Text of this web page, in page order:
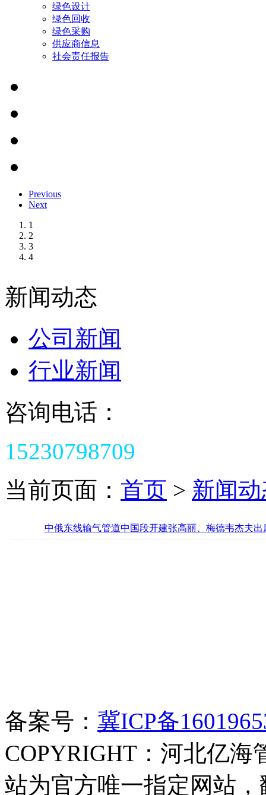
绿色设计
绿色回收
绿色采购
供应商信息
社会责任报告
Previous
Next
1
2
3
4
新闻动态
公司新闻
行业新闻
咨询电话：
15230798709
当前页面： 首页 > 新闻
中俄东线输气管道中国段开建张高丽、梅德韦杰夫出
备案号： 冀ICP备
COPYRIGHT：河北亿海
站为官方唯一指定网站